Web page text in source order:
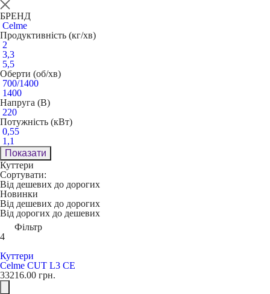
БРЕНД
Celme
Продуктивність (кг/хв)
2
3,3
5,5
Оберти (об/хв)
700/1400
1400
Напруга (В)
220
Потужність (кВт)
0,55
1,1
Показати
Куттери
Сортувати:
Від дешевих до дорогих
Новинки
Від дешевих до дорогих
Від дорогих до дешевих
Фільтр
4
Куттери
Celme СUT L3 CE
33216.00 грн.